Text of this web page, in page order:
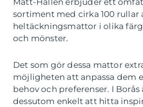
Matt-Hallen erbjuder ett
sortiment med cirka 100 rullar
heltäckningsmattor i olika
och mönster.
Det som gör dessa mattor
möjligheten att anpassa dem
behov och preferenser. I Borås
dessutom enkelt att hitta